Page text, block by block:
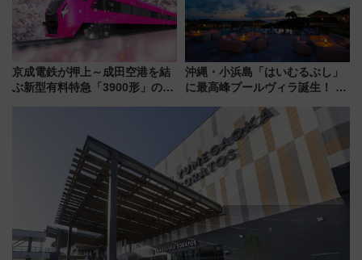
京成電鉄が押上～成田空港を結
ぶ新型有料特急「3900形」のコ
沖縄・小浜島「はいむるぶし」
に最高峰プールヴィラ誕生！ 石
美旅「何もしない贅沢」を体験
してみない？